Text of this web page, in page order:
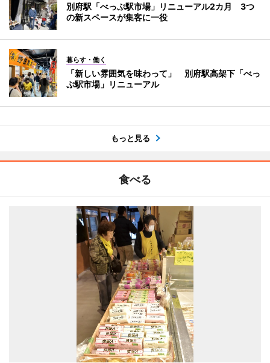
別府駅「べっぷ駅市場」リニューアル2カ月 3つ
の新スペースが集客に一役
暮らす・働く
「新しい雰囲気を味わって」 別府駅高架下「べっ
ぷ駅市場」リニューアル
もっと見る
食べる